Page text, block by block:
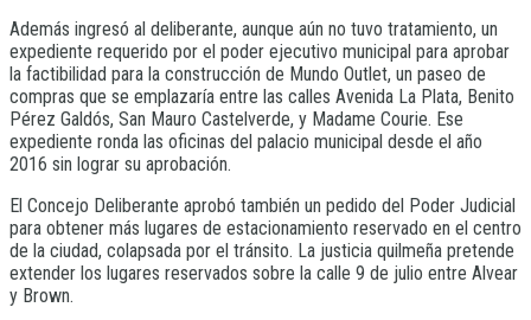
Además ingresó al deliberante, aunque aún no tuvo tratamiento, un
expediente requerido por el poder ejecutivo municipal para aprobar
la factibilidad para la construcción de Mundo Outlet, un paseo de
compras que se emplazaría entre las calles Avenida La Plata, Benito
Pérez Galdós, San Mauro Castelverde, y Madame Courie. Ese
expediente ronda las oficinas del palacio municipal desde el año
2016 sin lograr su aprobación.
El Concejo Deliberante aprobó también un pedido del Poder Judicial
para obtener más lugares de estacionamiento reservado en el centro
de la ciudad, colapsada por el tránsito. La justicia quilmeña pretende
extender los lugares reservados sobre la calle 9 de julio entre Alvear
y Brown.